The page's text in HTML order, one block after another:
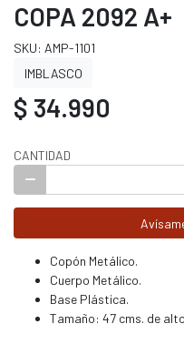
COPA 2092 A+
SKU: AMP-1101
IMBLASCO
$ 34.990
CANTIDAD
Copón Metálico.
Cuerpo Metálico.
Base Plástica.
Tamaño: 47 cms. de